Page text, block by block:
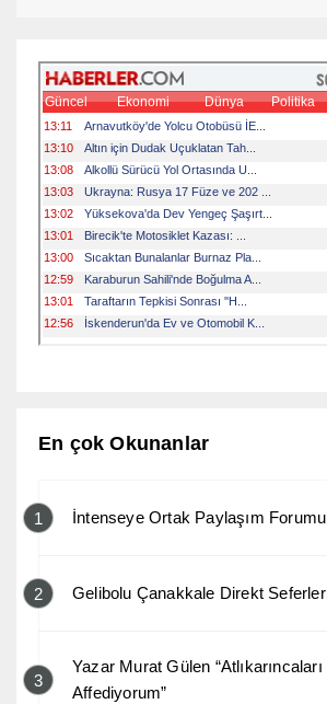
En çok Okunanlar
1 İntenseye Ortak Paylaşım
2 Gelibolu Çanakkale Direkt
3
Yazar Murat Gülen “Atlıkarıncaları
Affediyorum”